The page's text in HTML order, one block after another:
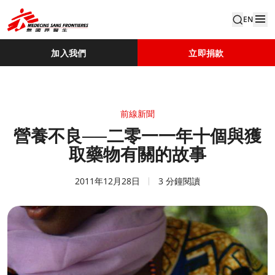
EN
加入我們 立即捐款
前線新聞
營養不良──二零一一年十個與獲
取藥物有關的故事
2011年12月28日 3 分鐘閱讀